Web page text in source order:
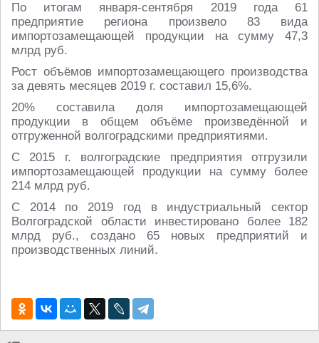
По итогам января-сентября 2019 года 61
предприятие региона произвело 83 вида
импортозамещающей продукции на сумму 47,3
млрд руб.
Рост объёмов импортозамещающего производства
за девять месяцев 2019 г. составил 15,6%.
20% составила доля импортозамещающей
продукции в общем объёме произведённой и
отгруженной волгоградскими предприятиями.
С 2015 г. волгоградские предприятия отгрузили
импортозамещающей продукции на сумму более
214 млрд руб.
С 2014 по 2019 год в индустриальный сектор
Волгоградской области инвестировано более 182
млрд руб., создано 65 новых предприятий и
производственных линий.